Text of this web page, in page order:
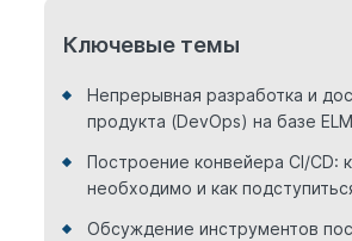
Ключевые темы
Непрерывная разработка и
продукта (DevOps) на базе
Построение конвейера CI/CD:
необходимо и как
Обсуждение инструментов